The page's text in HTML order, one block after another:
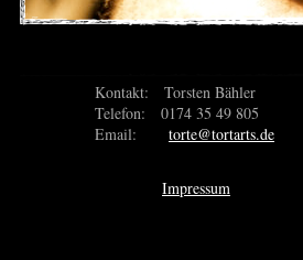
Kontakt: Torsten Bähler
Telefon: 0174 35 49 805
Email: torte@tortarts.de
Impressum